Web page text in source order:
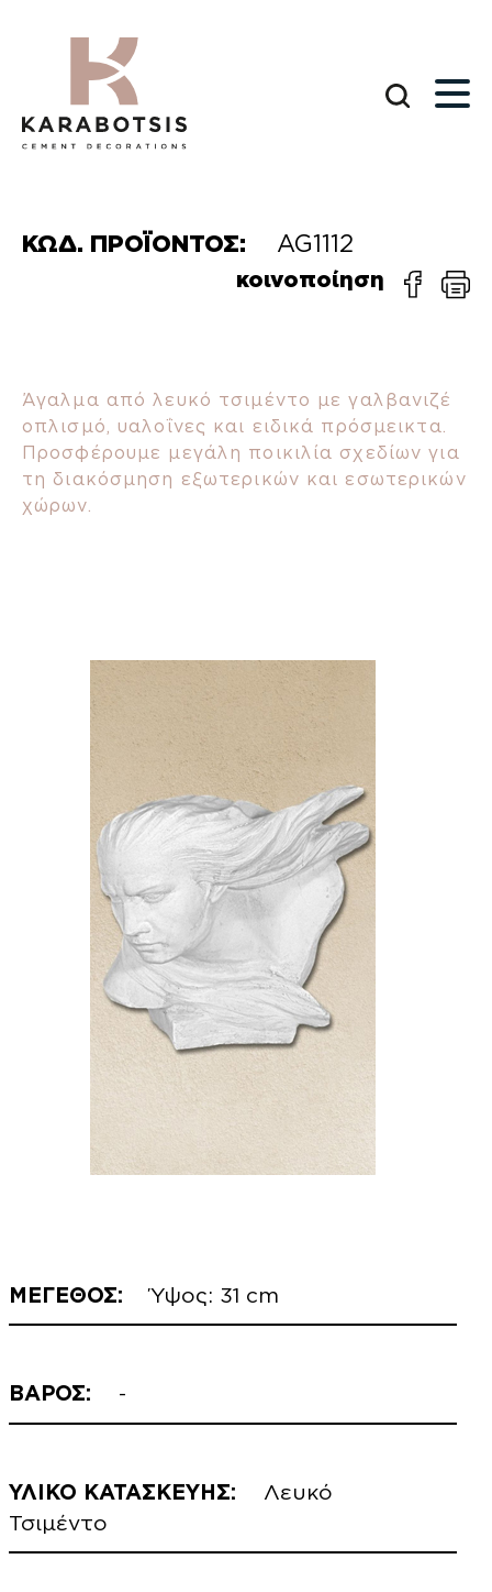
ΚΩΔ. ΠΡΟΪΟΝΤΟΣ: AG1112
κοινοποίηση
Άγαλμα από λευκό τσιμέντο με γαλβανιζέ
οπλισμό, υαλοΐνες και ειδικά πρόσμεικτα.
Προσφέρουμε μεγάλη ποικιλία σχεδίων για
τη διακόσμηση εξωτερικών και εσωτερικών
χώρων.
ΜΕΓΕΘΟΣ: Ύψος: 31 cm
ΒΑΡΟΣ: -
ΥΛΙΚΟ ΚΑΤΑΣΚΕΥΗΣ:
Λευκό
Τσιμέντο